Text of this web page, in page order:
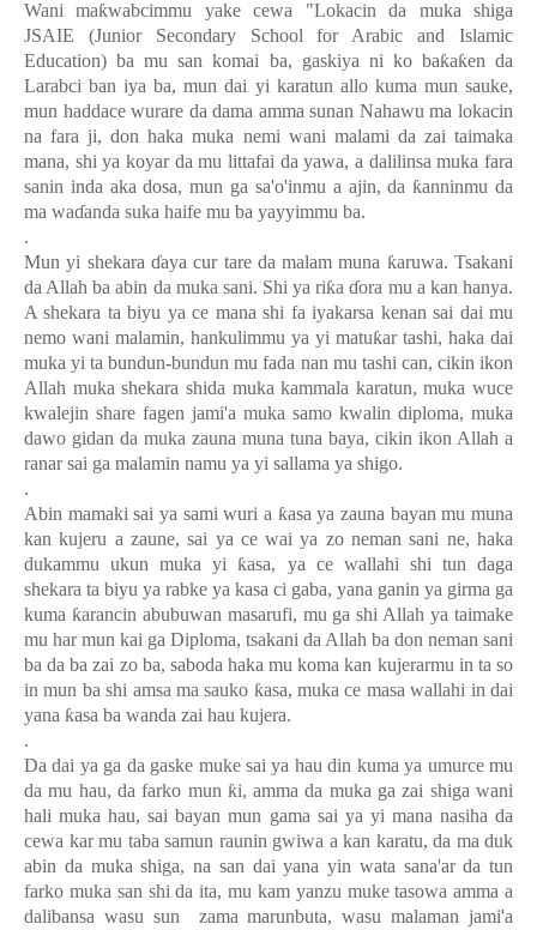
Wani maƙwabcimmu yake cewa "Lokacin da muka shiga
JSAIE (Junior Secondary School for Arabic and Islamic
Education) ba mu san komai ba, gaskiya ni ko baƙaƙen da
Larabci ban iya ba, mun dai yi karatun allo kuma mun sauke,
mun haddace wurare da dama amma sunan Nahawu ma lokacin
na fara ji, don haka muka nemi wani malami da zai taimaka
mana, shi ya koyar da mu littafai da yawa, a dalilinsa muka fara
sanin inda aka dosa, mun ga sa'o'inmu a ajin, da ƙanninmu da
ma waɗanda suka haife mu ba yayyimmu ba.
.
Mun yi shekara ɗaya cur tare da malam muna ƙaruwa.Tsakani
da Allah ba abin da muka sani. Shi ya riƙaɗora mu a kan hanya.
A shekara ta biyu ya ce mana shi fa iyakarsa kenan sai dai mu
nemo wani malamin, hankulimmu ya yi matuƙar tashi, haka dai
muka yi ta bundun-bundun mu fada nan mu tashi can, cikin ikon
Allah muka shekara shida muka kammala karatun, muka wuce
kwalejin share fagen jami'a muka samo kwalin diploma, muka
dawo gidan da muka zauna muna tuna baya, cikin ikon Allah a
ranar sai ga malamin namu ya yi sallama ya shigo.
.
Abin mamaki sai ya sami wuri a ƙasa ya zauna bayan mu muna
kan kujeru a zaune, sai ya ce wai ya zo neman sani ne, haka
dukammu ukun muka yi ƙasa, ya ce wallahi shi tun daga
shekara ta biyu ya rabke ya kasa ci gaba, yana ganin ya girma ga
kuma ƙarancin abubuwan masarufi, mu ga shi Allah ya taimake
mu har mun kai ga Diploma, tsakani da Allah ba don neman sani
ba da ba zai zo ba, saboda haka mu koma kan kujerarmu in ta so
in mun ba shi amsa ma sauko ƙasa, muka ce masa wallahi in dai
yana ƙasa ba wanda zai hau kujera.
.
Da dai ya ga da gaske muke sai ya hau din kuma ya umurce mu
da mu hau, da farko mun ƙi, amma da muka ga zai shiga wani
hali muka hau, sai bayan mun gama sai ya yi mana nasiha da
cewa kar mu taba samun raunin gwiwa a kan karatu, da ma duk
abin da muka shiga, na san dai yana yin wata sana'ar da tun
farko muka san shi da ita, mu kam yanzu muke tasowa amma a
dalibansa wasu sun
zama marunbuta, wasu malaman jami'a